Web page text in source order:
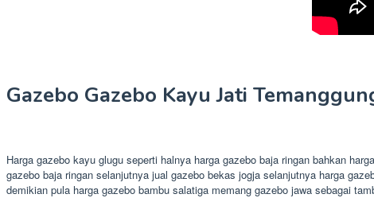
Gazebo Gazebo Kayu Jati
Harga gazebo kayu glugu seperti halnya harga gazebo baja ringan bahkan
gazebo baja ringan selanjutnya jual gazebo bekas jogja selanjutnya harga
demikian pula harga gazebo bambu salatiga memang gazebo jawa sebagai